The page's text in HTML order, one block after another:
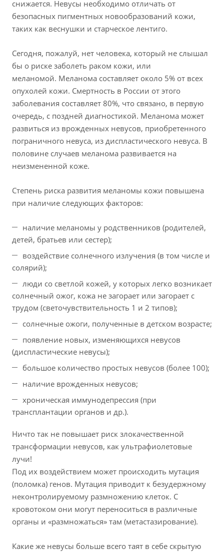
снижается. Невусы необходимо отличать от
безопасных пигментных новообразований кожи,
таких как веснушки и старческое лентиго.
Сегодня, пожалуй, нет человека, который не слышал
бы о риске заболеть раком кожи, или
меланомой. Меланома составляет около 5% от всех
опухолей кожи. Смертность в России от этого
заболевания составляет 80%, что связано, в первую
очередь, с поздней диагностикой. Меланома может
развиться из врожденных невусов, приобретенного
пограничного невуса, из диспластического невуса. В
половине случаев меланома развивается на
неизмененной коже.
Степень риска развития меланомы кожи повышена
при наличие следующих факторов:
наличие меланомы у родственников (родителей,
детей, братьев или сестер);
воздействие солнечного излучения (в том числе и
солярий);
люди со светлой кожей, у которых легко возникает
солнечный ожог, кожа не загорает или загорает с
трудом (светочувствительность 1 и 2 типов);
солнечные ожоги, полученные в детском возрасте;
появление новых, изменяющихся невусов
(диспластические невусы);
большое количество простых невусов (более 100);
наличие врожденных невусов;
хроническая иммунодепрессия (при
трансплантации органов и др.).
Ничто так не повышает риск злокачественной
трансформации невусов, как ультрафиолетовые
лучи!
Под их воздействием может происходить мутация
(поломка) генов. Мутация приводит к безудержному
неконтролируемому размножению клеток. С
кровотоком они могут переноситься в различные
органы и «размножаться» там (метастазирование).
Какие же невусы больше всего таят в себе скрытую